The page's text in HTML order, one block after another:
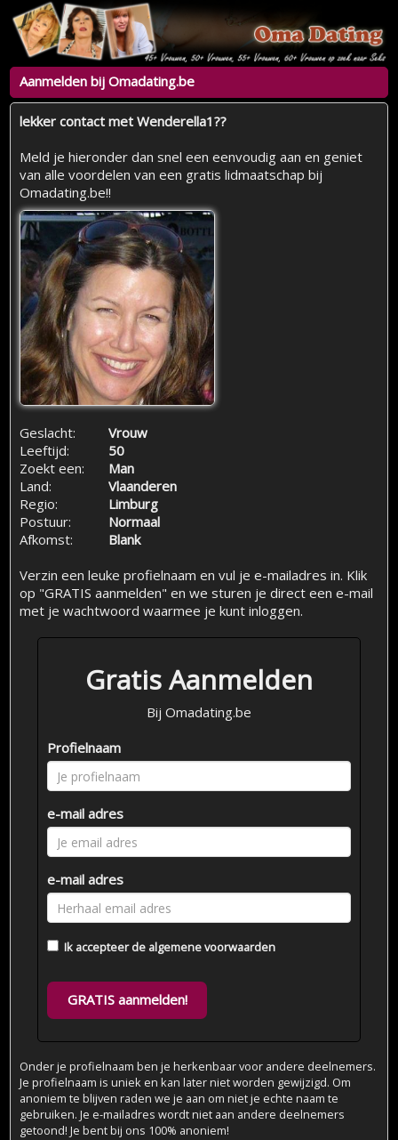
Aanmelden bij Omadating.be
lekker contact met Wenderella1??
Meld je hieronder dan snel een eenvoudig aan en geniet
van alle voordelen van een gratis lidmaatschap bij
Omadating.be!!
Geslacht:
Vrouw
Leeftijd:
50
Zoekt een:
Man
Land:
Vlaanderen
Regio:
Limburg
Postuur:
Normaal
Afkomst:
Blank
Verzin een leuke profielnaam en vul je e-mailadres in. Klik
op "GRATIS aanmelden" en we sturen je direct een e-mail
met je wachtwoord waarmee je kunt inloggen.
Gratis Aanmelden
Bij Omadating.be
Profielnaam
e-mail adres
e-mail adres
Ik accepteer de algemene voorwaarden
GRATIS aanmelden!
Onder je profielnaam ben je herkenbaar voor andere deelnemers.
Je profielnaam is uniek en kan later niet worden gewijzigd. Om
anoniem te blijven raden we je aan om niet je echte naam te
gebruiken. Je e-mailadres wordt niet aan andere deelnemers
getoond! Je bent bij ons 100% anoniem!